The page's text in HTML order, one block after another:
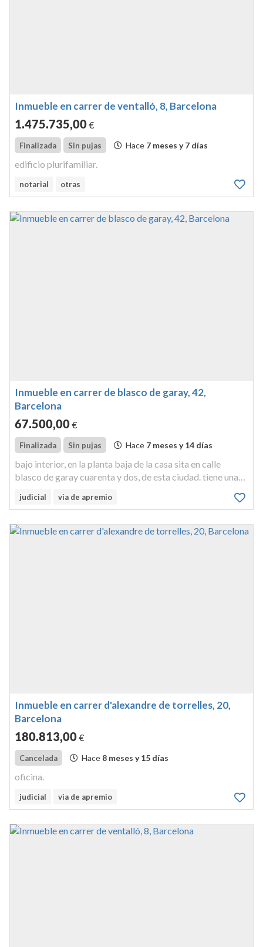
Inmueble en carrer de ventalló, 8, Barcelona
1.475.735,00€
Finalizada Sin pujas Hace 7 meses y 7 días
edificio plurifamiliar.
notarial otras
Inmueble en carrer de blasco de garay, 42,
Barcelona
67.500,00€
Finalizada Sin pujas Hace 7 meses y 14 días
bajo interior, en la planta baja de la casa sita en calle
blasco de garay cuarenta y dos, de esta ciudad. tiene una
su frente conforme se entra, con lantrada de vecinos; por
judicial via de apremio
Inmueble en carrer d'alexandre de torrelles, 20,
Barcelona
180.813,00€
Cancelada Hace 8 meses y 15 días
oficina.
judicial via de apremio